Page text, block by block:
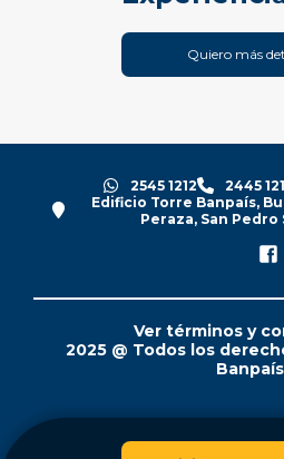
Quiero más
2545 1212 2445
Edificio Torre Banpaís,
Peraza, San Pedro
Ver términos y
2025 @ Todos los
Banpaís